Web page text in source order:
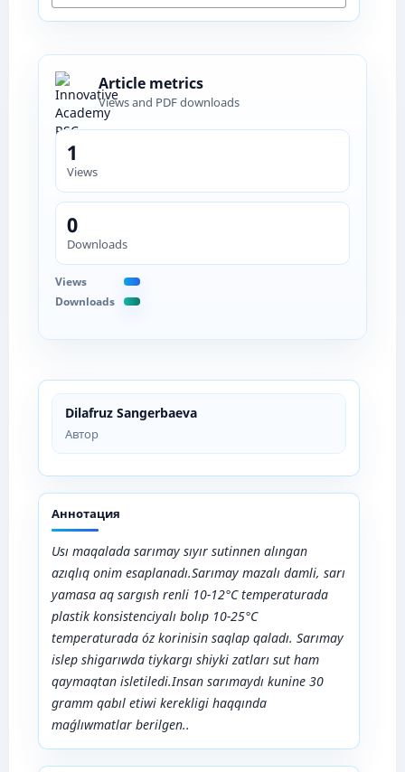
Dilafruz Sangerbaeva
Автор
Аннотация
Usı maqalada sarımay sıyır sutinnen alıngan
azıqlıq onim esaplanadı.Sarımay mazalı damli, sarı
yamasa aq sargısh renli 10-12°C temperaturada
plastik konsistenciyalı bolıp 10-25°C
temperaturada óz korinisin saqlap qaladı. Sarımay
islep shigarıwda tiykargı shiyki zatları sut ham
qaymaqtan isletiledi.Insan sarımaydı kunine 30
gramm qabıl etiwi kerekligi haqqında
maǵlıwmatlar berilgen..
Article metrics
Views and PDF downloads
1
Views
0
Downloads
Views
Downloads